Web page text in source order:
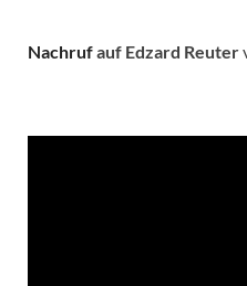
Nachrufauf Edzard Reuter